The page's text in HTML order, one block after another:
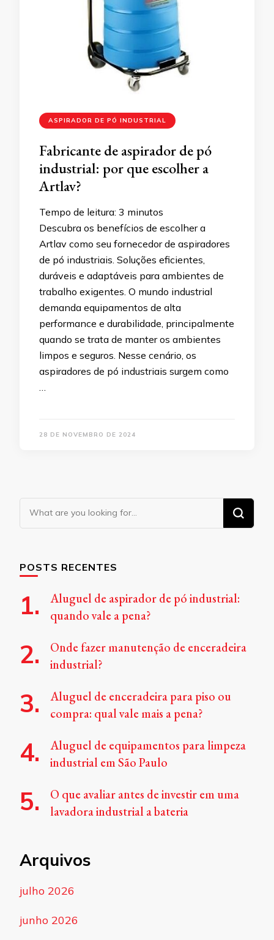
ASPIRADOR DE PÓ INDUSTRIAL
Fabricante de aspirador de pó
industrial: por que escolher a
Artlav?
Tempo de leitura: 3 minutos
Descubra os benefícios de escolher a
Artlav como seu fornecedor de aspiradores
de pó industriais. Soluções eficientes,
duráveis e adaptáveis para ambientes de
trabalho exigentes. O mundo industrial
demanda equipamentos de alta
performance e durabilidade, principalmente
quando se trata de manter os ambientes
limpos e seguros. Nesse cenário, os
aspiradores de pó industriais surgem como
…
28 DE NOVEMBRO DE 2024
Looking
POSTS RECENTES
Aluguel de aspirador de pó industrial:
quando vale a pena?
Onde fazer manutenção de enceradeira
industrial?
Aluguel de enceradeira para piso ou
compra: qual vale mais a pena?
Aluguel de equipamentos para limpeza
industrial em São Paulo
O que avaliar antes de investir em uma
lavadora industrial a bateria
Arquivos
julho 2026
junho 2026